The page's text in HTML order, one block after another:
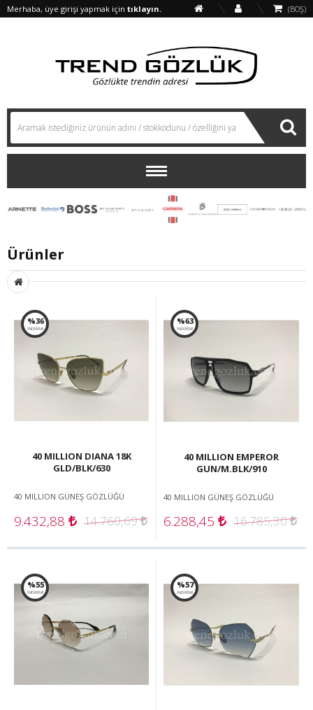
(BOŞ)
Merhaba, üye girişi yapmak için tıklayın.
Ürünler
%36
İNDİRİM!
40 MILLION DIANA 18K
GLD/BLK/630
40 MILLION GÜNEŞ GÖZLÜĞÜ
9.432,88 14.760,69
%63
İNDİRİM!
40 MILLION EMPEROR
GUN/M.BLK/910
40 MILLION GÜNEŞ GÖZLÜĞÜ
6.288,45 16.785,30
%55
İNDİRİM!
%57
İNDİRİM!